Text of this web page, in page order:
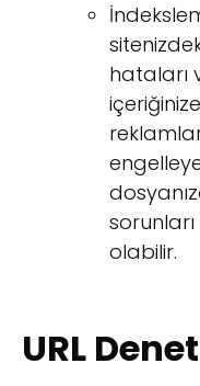
hataları
olabilir.
URL